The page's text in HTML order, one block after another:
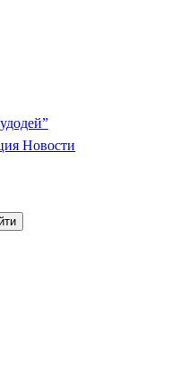
Новости